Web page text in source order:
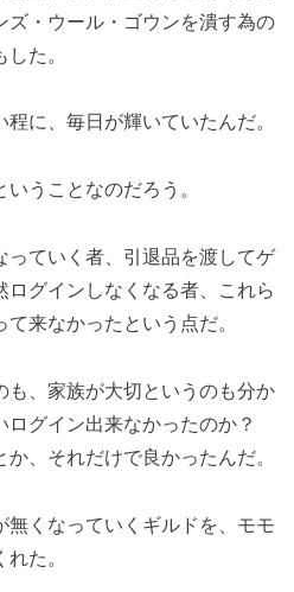
ズ・ウール・ゴウンを潰す為の
た。
に、毎日が輝いていたんだ。
うことなのだろう。
ていく者、引退品を渡してゲ
ログインしなくなる者、これら
来なかったという点だ。
、家族が大切というのも分か
グイン出来なかったのか？
、それだけで良かったんだ。
くなっていくギルドを、モモ
た。